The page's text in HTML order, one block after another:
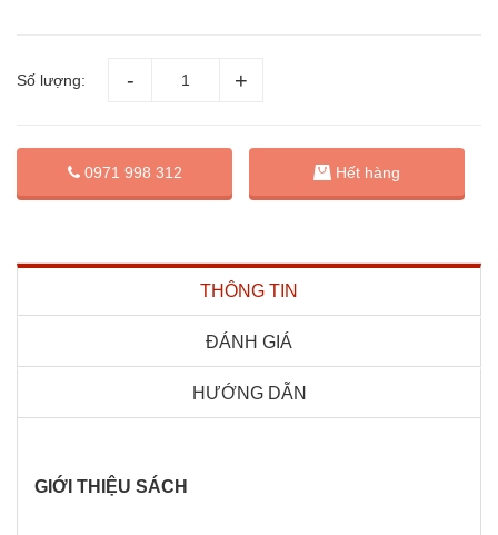
Số lượng:
0971 998 312 Hết hàng
THÔNG TIN
ĐÁNH GIÁ
HƯỚNG DẪN
GIỚI THIỆU SÁCH